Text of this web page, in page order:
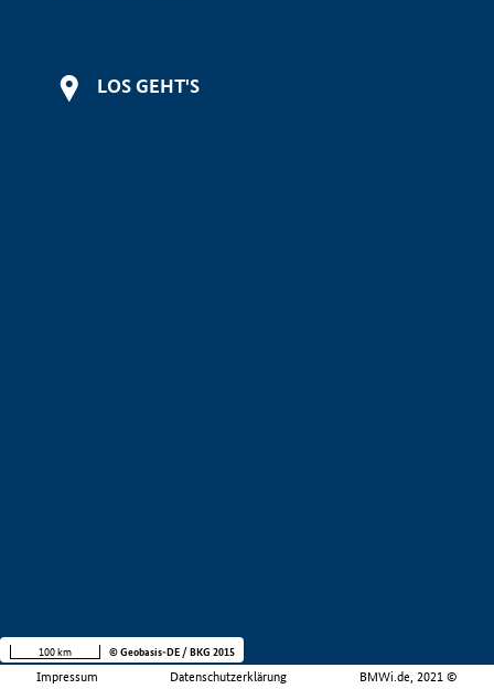
LOS GEHT'S
Impressum Datenschutzerklärung BMWi.de, 2021 ©
100 km © Geobasis-DE / BKG 2015